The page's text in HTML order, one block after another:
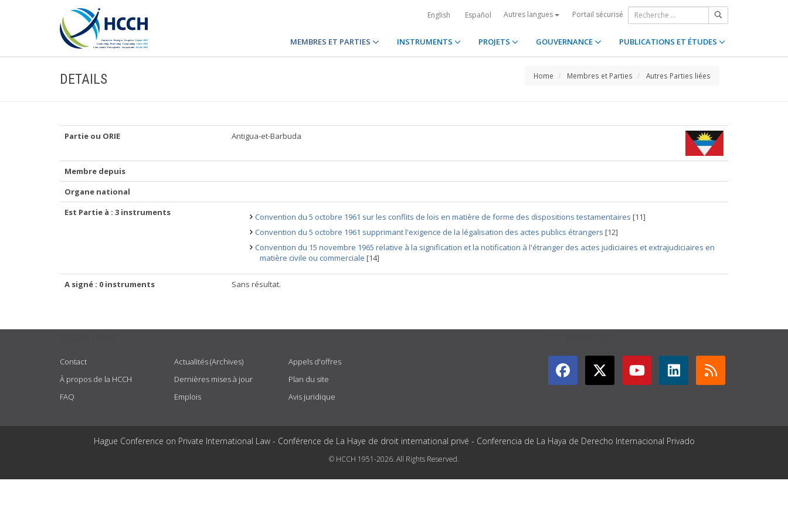
English Español Autres langues Portail sécurisé
MEMBRES ET PARTIES INSTRUMENTS PROJETS GOUVERNANCE PUBLICATIONS ET ÉTUDES
DETAILS Home Membres et Parties Autres Parties liées
Partie ou ORIE Antigua-et-Barbuda
Membre depuis
Organe national
Est Partie à : 3 instruments
Convention du 5 octobre 1961 sur les conflits de lois en matière de forme des dispositions testamentaires [11]
Convention du 5 octobre 1961 supprimant l'exigence de la légalisation des actes publics étrangers [12]
Convention du 15 novembre 1965 relative à la signification et la notification à l'étranger des actes judiciaires et extrajudiciaires en
matière civile ou commerciale [14]
A signé : 0 instruments Sans résultat.
Contact
À propos de la HCCH
FAQ
Actualités (Archives)
Dernières mises à jour
Emplois
Appels d'offres
Plan du site
Avis juridique
Hague Conference on Private International Law - Conférence de La Haye de droit international privé - Conferencia de La Haya de Derecho Internacional Privado
© HCCH 1951-2026. All Rights Reserved.